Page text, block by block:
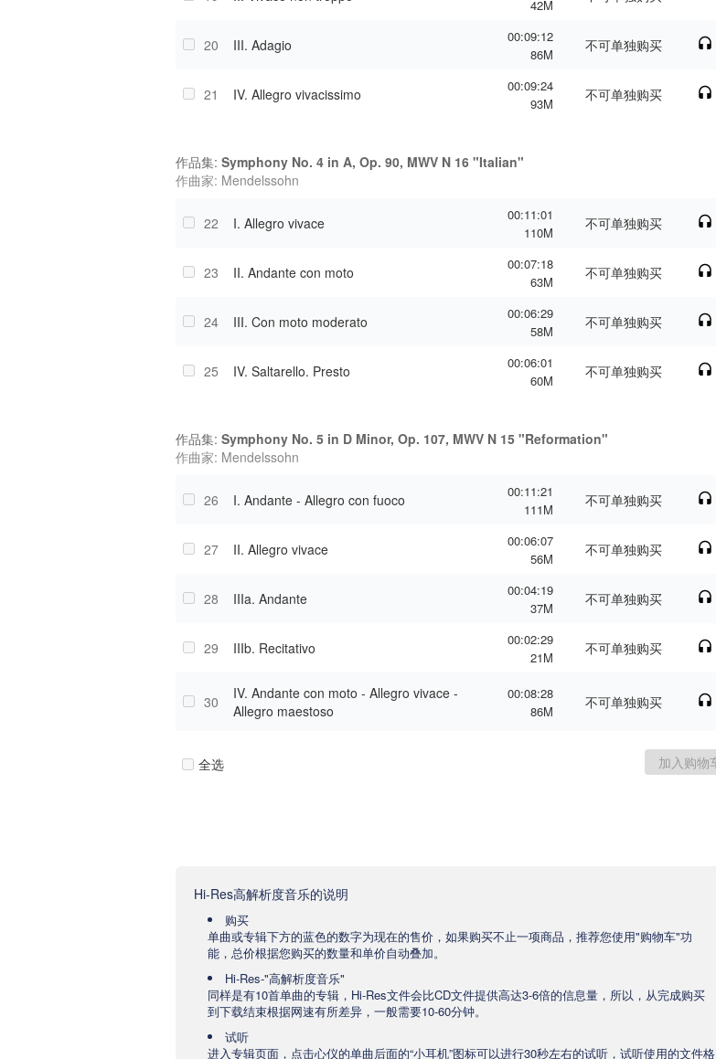
42M
20 III. Adagio
00:09:12
86M
不可单独购买
21 IV. Allegro vivacissimo
00:09:24
93M
不可单独购买
作品集: Symphony No. 4 in A, Op. 90, MWV N 16 "Italian"
作曲家: Mendelssohn
22 I. Allegro vivace
00:11:01
110M
不可单独购买
23 II. Andante con moto
00:07:18
63M
不可单独购买
24 III. Con moto moderato
00:06:29
58M
不可单独购买
25 IV. Saltarello. Presto
00:06:01
60M
不可单独购买
作品集: Symphony No. 5 in D Minor, Op. 107, MWV N 15 "Reformation"
作曲家: Mendelssohn
26 I. Andante - Allegro con fuoco
00:11:21
111M
不可单独购买
27 II. Allegro vivace
00:06:07
56M
不可单独购买
28 IIIa. Andante
00:04:19
37M
不可单独购买
29 IIIb. Recitativo
00:02:29
21M
不可单独购买
30
IV. Andante con moto - Allegro vivace -
Allegro maestoso
00:08:28
86M
不可单独购买
全选
Hi-Res高解析度音乐的说明
购买
单曲或专辑下方的蓝色的数字为现在的售价，如果购买不止一项商品，推荐您使用"购物车"功
能，总价根据您购买的数量和单价自动叠加。
Hi-Res-"高解析度音乐"
同样是有10首单曲的专辑，Hi-Res文件会比CD文件提供高达3-6倍的信息量，所以，从完成购买
到下载结束根据网速有所差异，一般需要10-60分钟。
试听
进入专辑页面，点击心仪的单曲后面的“小耳机”图标可以进行30秒左右的试听，试听使用的文件格